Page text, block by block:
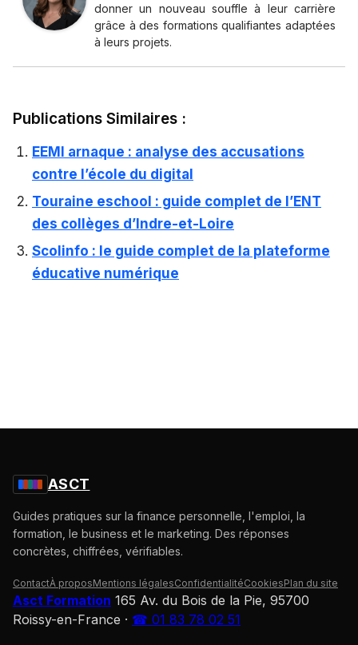
donner un nouveau souffle à leur carrière
grâce à des formations qualifiantes adaptées
à leurs projets.
Publications Similaires :
EEMI arnaque : analyse des accusations
contre l’école du digital
Touraine eschool : guide complet de l’ENT
des collèges d’Indre-et-Loire
Scolinfo : le guide complet de la plateforme
éducative numérique
ASCT
Guides pratiques sur la finance personnelle, l'emploi, la
formation, le business et le marketing. Des réponses
concrètes, chiffrées, vérifiables.
ContactÀ proposMentions légalesConfidentialitéCookiesPlan du site
Asct Formation 165 Av. du Bois de la Pie, 95700
Roissy-en-France · ☎ 01 83 78 02 51